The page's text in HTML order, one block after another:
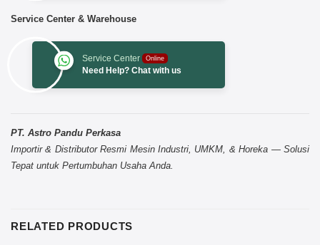
Service Center & Warehouse
Service Center Online
Need Help? Chat with us
PT. Astro Pandu Perkasa
Importir & Distributor Resmi Mesin Industri, UMKM, & Horeka — Solusi
Tepat untuk Pertumbuhan Usaha Anda.
RELATED PRODUCTS